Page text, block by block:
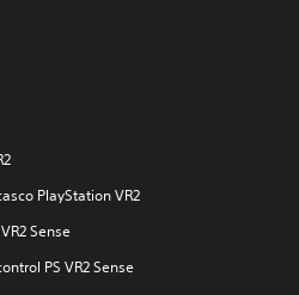
PlayStation VR2
Sense
PS VR2 Sense